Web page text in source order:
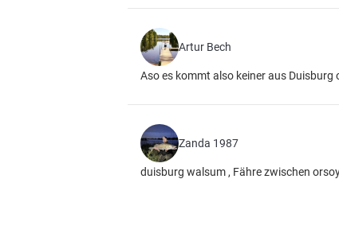
Artur Bech
Aso es kommt also keiner aus Duisburg
Zanda 1987
duisburg walsum , Fähre zwischen